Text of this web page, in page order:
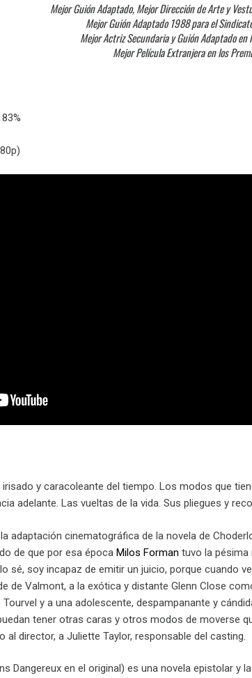
Mejor Guión Adaptado, Mejor Dirección de Arte y
Mejor Guión Adaptado 1988 para el
Mejor Actriz Secundaria y Guión Adaptado en
Mejor Película Extranjera en los
83%
y caracoleante del tiempo. Los modos que
adelante. Las vueltas de la vida. Sus pliegues y
adaptación cinematográfica de la novela de
de que por esa época Milos Forman tuvo la pésima
sé, soy incapaz de emitir un juicio, porque cuando
de Valmont, a la exótica y distante Glenn Close
y a una adolescente, despampanante y
tener otras caras y otros modos de moverse
al director, a Juliette Taylor, responsable del casting.
Dangereux en el original) es una novela epistolar